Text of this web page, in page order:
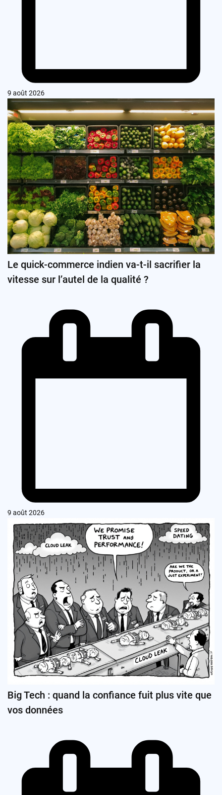
9 août 2026
Le quick-commerce indien va-t-il sacrifier la
vitesse sur l’autel de la qualité ?
9 août 2026
Big Tech : quand la confiance fuit plus vite que
vos données